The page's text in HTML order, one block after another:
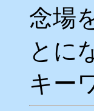
念場
とに
キー